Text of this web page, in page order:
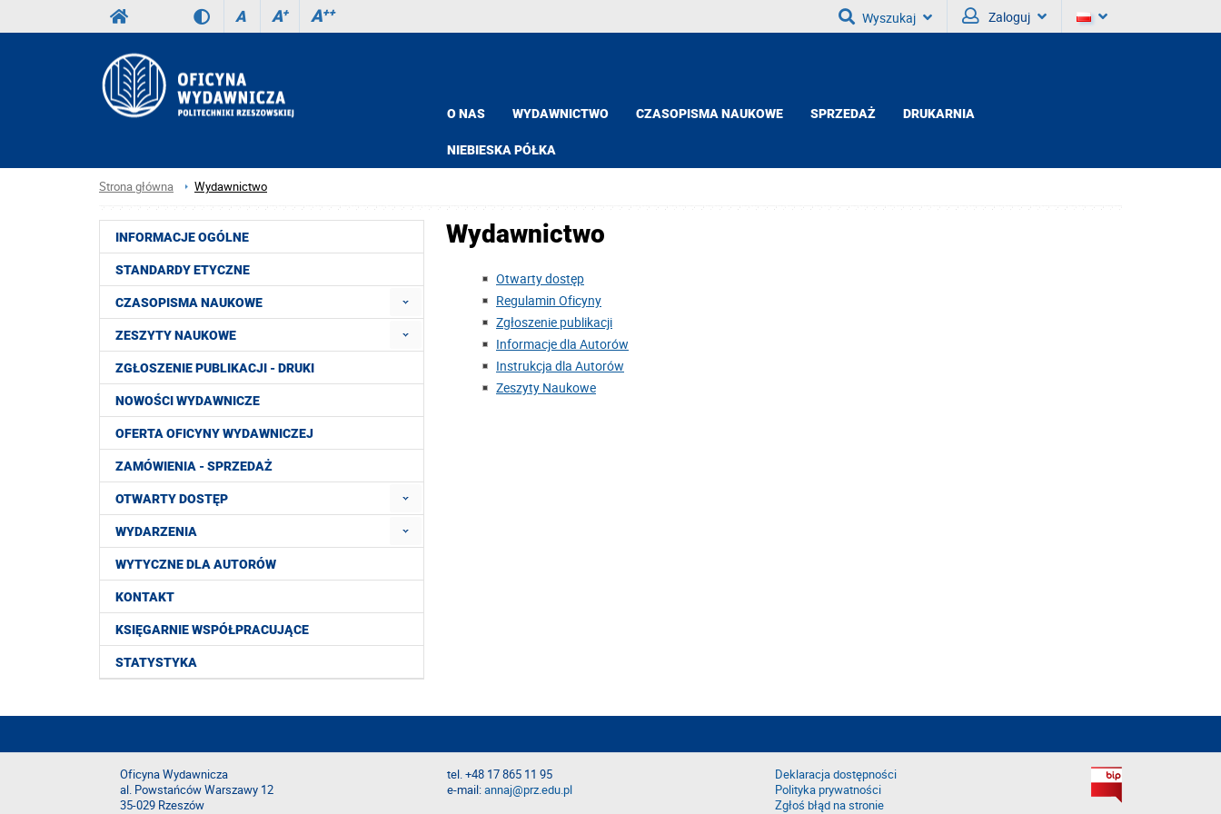
A A+ A++ Wyszukaj Zaloguj
O NAS WYDAWNICTWO CZASOPISMA NAUKOWE SPRZEDAŻ DRUKARNIA
NIEBIESKA PÓŁKA
Strona główna Wydawnictwo
INFORMACJE OGÓLNE
STANDARDY ETYCZNE
CZASOPISMA NAUKOWE
ZESZYTY NAUKOWE
ZGŁOSZENIE PUBLIKACJI - DRUKI
NOWOŚCI WYDAWNICZE
OFERTA OFICYNY WYDAWNICZEJ
ZAMÓWIENIA - SPRZEDAŻ
OTWARTY DOSTĘP
WYDARZENIA
WYTYCZNE DLA AUTORÓW
KONTAKT
KSIĘGARNIE WSPÓŁPRACUJĄCE
STATYSTYKA
Wydawnictwo
Otwarty dostęp
Regulamin Oficyny
Zgłoszenie publikacji
Informacje dla Autorów
Instrukcja dla Autorów
Zeszyty Naukowe
Oficyna Wydawnicza
al. Powstańców Warszawy 12
35-029 Rzeszów
tel. +48 17 865 11 95
e-mail:annaj@prz.edu.pl
Deklaracja dostępności
Polityka prywatności
Zgłoś błąd na stronie